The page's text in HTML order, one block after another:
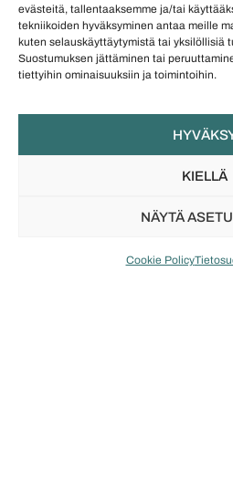
evästeitä, tallentaaksemme ja/tai
tekniikoiden hyväksyminen antaa meille
kuten selauskäyttäytymistä tai yksilöllisiä
Suostumuksen jättäminen tai
tiettyihin ominaisuuksiin ja toimintoihin.
KIELLÄ
NÄYTÄ
Cookie Policy
Toimitus
Saatat pitää